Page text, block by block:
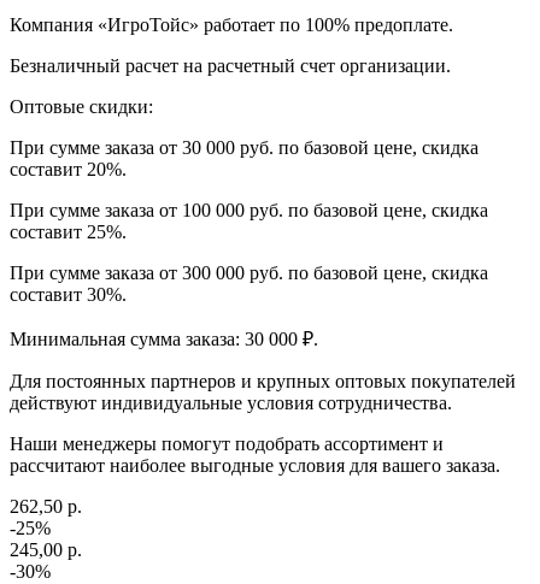
Компания «ИгроТойс» работает по 100% предоплате.
Безналичный расчет на расчетный счет организации.
Оптовые скидки:
При сумме заказа от 30 000 руб. по базовой цене, скидка
составит 20%.
При сумме заказа от 100 000 руб. по базовой цене, скидка
составит 25%.
При сумме заказа от 300 000 руб. по базовой цене, скидка
составит 30%.
Минимальная сумма заказа: 30 000 ₽.
Для постоянных партнеров и крупных оптовых покупателей
действуют индивидуальные условия сотрудничества.
Наши менеджеры помогут подобрать ассортимент и
рассчитают наиболее выгодные условия для вашего заказа.
262,50 р.
-25%
245,00 р.
-30%